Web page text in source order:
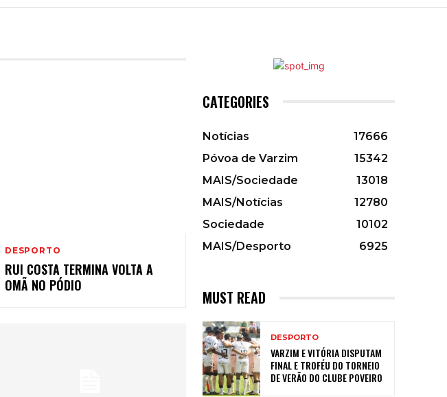
DESPORTO
RUI COSTA TERMINA VOLTA A
OMÃ NO PÓDIO
CATEGORIES
Notícias
17666
Póvoa de Varzim
15342
MAIS/Sociedade
13018
MAIS/Notícias
12780
Sociedade
10102
MAIS/Desporto
6925
MUST READ
DESPORTO
VARZIM E VITÓRIA DISPUTAM
FINAL E TROFÉU DO TORNEIO
DE VERÃO DO CLUBE POVEIRO